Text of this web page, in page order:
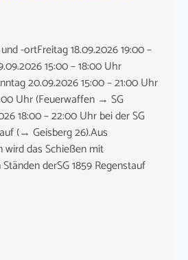
-ortFreitag 18.09.2026 19:00 –
15:00 – 18:00 Uhr
20.09.2026 15:00 – 21:00 Uhr
Uhr (Feuerwaffen → SG
18:00 – 22:00 Uhr bei der SG
(→ Geisberg 26).Aus
wird das Schießen mit
derSG 1859 Regenstauf